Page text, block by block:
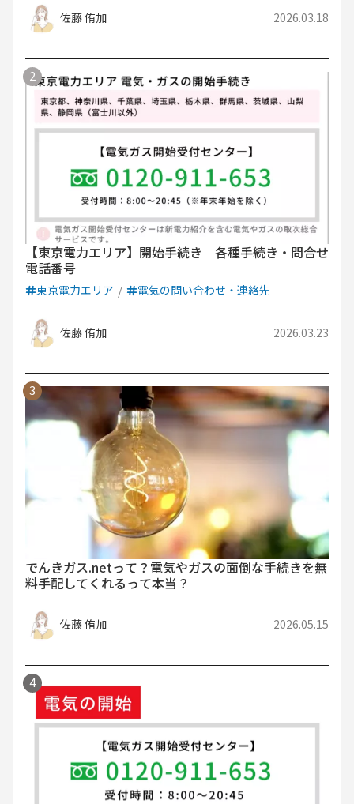
佐藤 侑加 2026.03.18
【東京電力エリア】開始手続き｜各種手続き・問合せ
電話番号
東京電力エリア 電気の問い合わせ・連絡先
佐藤 侑加 2026.03.23
でんきガス.netって？電気やガスの面倒な手続きを無
料手配してくれるって本当？
佐藤 侑加 2026.05.15